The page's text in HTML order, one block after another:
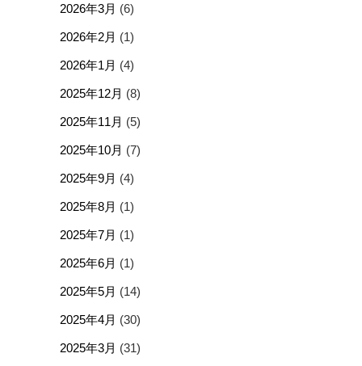
2026年3月 (6)
2026年2月 (1)
2026年1月 (4)
2025年12月 (8)
2025年11月 (5)
2025年10月 (7)
2025年9月 (4)
2025年8月 (1)
2025年7月 (1)
2025年6月 (1)
2025年5月 (14)
2025年4月 (30)
2025年3月 (31)